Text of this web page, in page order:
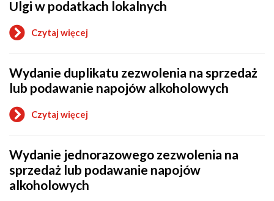
–
zaświadczenia
Ulgi w podatkach lokalnych
Czytaj więcej
o
podatkach
lokalnych
Wydanie duplikatu zezwolenia na sprzedaż
lub podawanie napojów alkoholowych
Czytaj więcej
o
zezwolenia
sprzedaż
lub
Wydanie jednorazowego zezwolenia na
sprzedaż lub podawanie napojów
alkoholowych